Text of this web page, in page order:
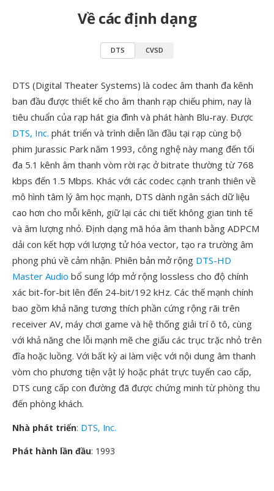
Về các định dạng
DTS CVSD
DTS (Digital Theater Systems) là codec âm thanh đa kênh
ban đầu được thiết kế cho âm thanh rạp chiếu phim, nay là
tiêu chuẩn của rạp hát gia đình và phát hành Blu-ray. Được
DTS, Inc. phát triển và trình diễn lần đầu tại rạp cùng bộ
phim Jurassic Park năm 1993, công nghệ này mang đến tối
đa 5.1 kênh âm thanh vòm rời rạc ở bitrate thường từ 768
kbps đến 1.5 Mbps. Khác với các codec cạnh tranh thiên về
mô hình tâm lý âm học mạnh, DTS dành ngân sách dữ liệu
cao hơn cho mỗi kênh, giữ lại các chi tiết không gian tinh tế
và âm lượng nhỏ. Định dạng mã hóa âm thanh bằng ADPCM
dải con kết hợp với lượng tử hóa vector, tạo ra trường âm
phong phú về cảm nhận. Phiên bản mở rộng DTS-HD
Master Audio bổ sung lớp mở rộng lossless cho độ chính
xác bit-for-bit lên đến 24-bit/192 kHz. Các thế mạnh chính
bao gồm khả năng tương thích phần cứng rộng rãi trên
receiver AV, máy chơi game và hệ thống giải trí ô tô, cùng
với khả năng che lỗi mạnh mẽ che giấu các trục trặc nhỏ trên
đĩa hoặc luồng. Với bất kỳ ai làm việc với nội dung âm thanh
vòm cho phương tiện vật lý hoặc phát trực tuyến cao cấp,
DTS cung cấp con đường đã được chứng minh từ phòng thu
đến phòng khách.
Nhà phát triển: DTS, Inc.
Phát hành lần đầu: 1993